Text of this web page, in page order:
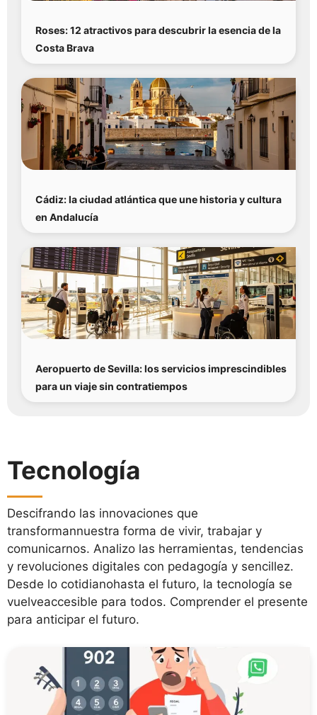
Roses: 12 atractivos para descubrir la esencia de la
Costa Brava
Cádiz: la ciudad atlántica que une historia y cultura
en Andalucía
Aeropuerto de Sevilla: los servicios imprescindibles
para un viaje sin contratiempos
Tecnología
Descifrando las innovaciones que
transformannuestra forma de vivir, trabajar y
comunicarnos. Analizo las herramientas, tendencias
y revoluciones digitales con pedagogía y sencillez.
Desde lo cotidianohasta el futuro, la tecnología se
vuelveaccesible para todos. Comprender el presente
para anticipar el futuro.